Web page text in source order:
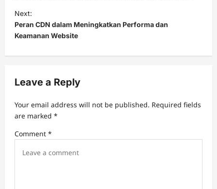
s
t
n
a
i
a
t
i
Next:
Peran CDN dalam Meningkatkan Performa dan
Keamanan Website
Leave a Reply
Your email address will not be published. Required fields
are marked *
Comment *